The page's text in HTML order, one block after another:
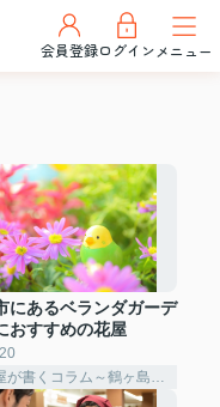
会員登録ログインメニュー
にあるベランダガーデ
おすすめの花屋
不動産屋が書くコラム～鶴ヶ島市～